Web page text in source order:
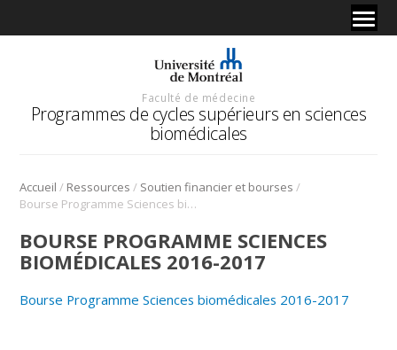
Faculté de médecine
Programmes de cycles supérieurs en sciences
biomédicales
Accueil / Ressources / Soutien financier et bourses /
Bourse Programme Sciences biomédicales 2016-2017
BOURSE PROGRAMME SCIENCES
BIOMÉDICALES 2016-2017
Bourse Programme Sciences biomédicales 2016-2017